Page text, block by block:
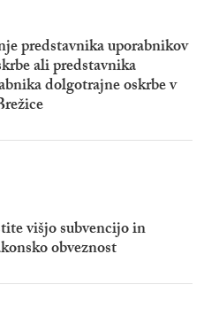
predstavnika uporabnikov
ali predstavnika
dolgotrajne oskrbe v
višjo subvencijo in
obveznost